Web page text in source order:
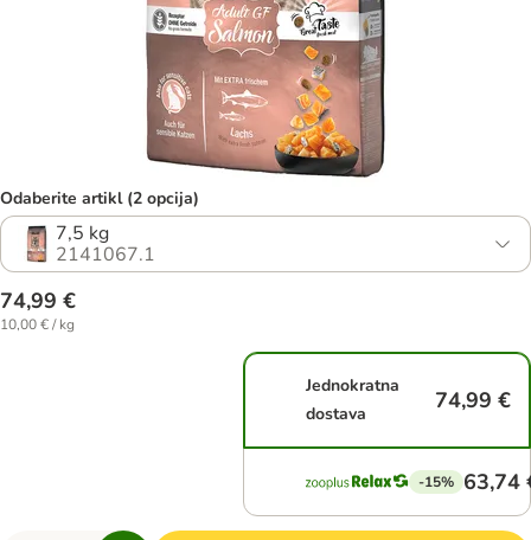
Odaberite artikl (2 opcija)
7,5 kg
2141067.1
74,99 €
10,00 € / kg
Jednokratna
dostava
74,99 €
-15% 63,74